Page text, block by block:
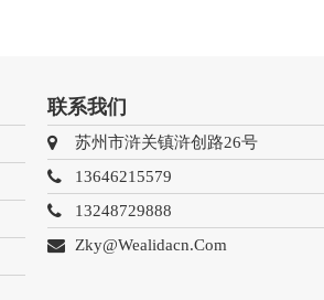
联系我们
苏州市浒关镇浒创路26号
13646215579
13248729888
Zky@wealidacn.com